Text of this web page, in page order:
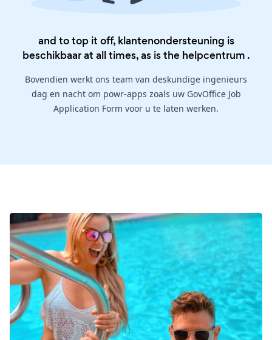
and to top it off, klantenondersteuning is
beschikbaar at all times, as is the helpcentrum .
Bovendien werkt ons team van deskundige ingenieurs
dag en nacht om powr-apps zoals uw GovOffice Job
Application Form voor u te laten werken.